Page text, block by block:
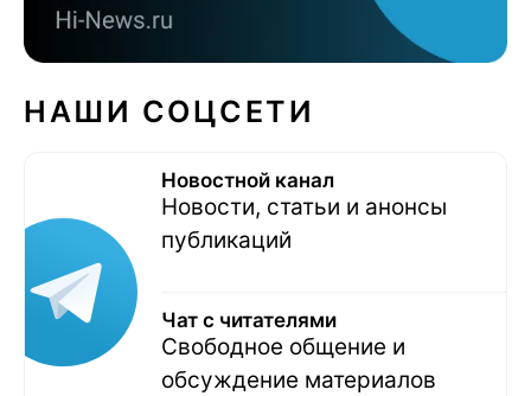
НАШИ СОЦСЕТИ
Новостной канал
Новости, статьи и анонсы
публикаций
Чат с читателями
Свободное общение и
обсуждение материалов